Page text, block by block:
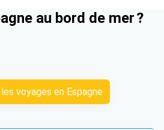
au bord de mer ?
voyages en Espagne